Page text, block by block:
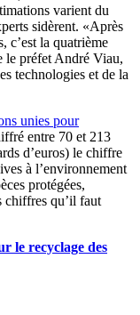
varient du
sidèrent. «Après
c’est la quatrième
le préfet André Viau,
technologies et de la
unies pour
entre 70 et 213
d’euros) le chiffre
à l’environnement
protégées,
chiffres qu’il faut
le recyclage des